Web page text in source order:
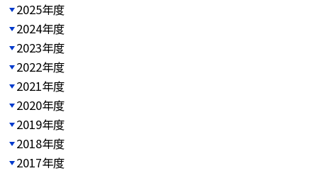
2025年度
2024年度
2023年度
2022年度
2021年度
2020年度
2019年度
2018年度
2017年度